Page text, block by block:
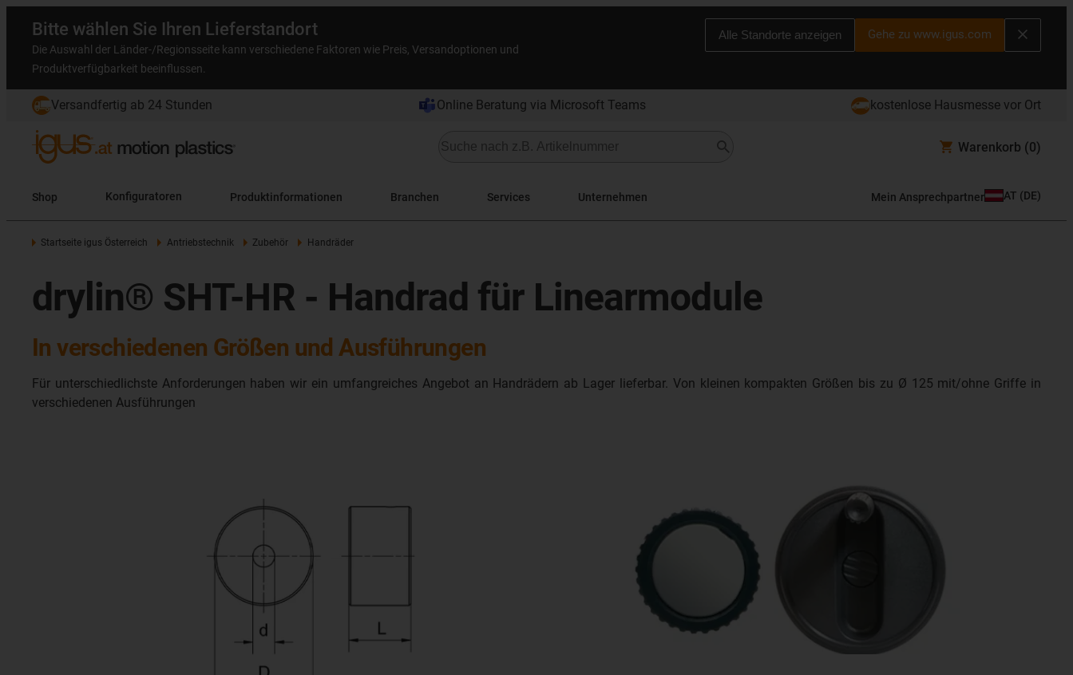
Bitte wählen Sie Ihren Lieferstandort
Die Auswahl der Länder-/Regionsseite kann verschiedene Faktoren wie Preis, Versandoptionen und
Produktverfügbarkeit beeinflussen.
Alle Standorte anzeigen Gehe zu www.igus.com
Versandfertig ab 24 Stunden Online Beratung via Microsoft Teams kostenlose Hausmesse vor Ort
Warenkorb (0)
Shop Konfiguratoren Produktinformationen Branchen Services Unternehmen Mein Ansprechpartner AT (DE)
Startseite igus Österreich Antriebstechnik Zubehör Handräder
drylin® SHT-HR - Handrad für Linearmodule
In verschiedenen Größen und Ausführungen
Für unterschiedlichste Anforderungen haben wir ein umfangreiches Angebot an Handrädern ab Lager lieferbar. Von kleinen kompakten Größen bis zu Ø 125 mit/ohne Griffe in
verschiedenen Ausführungen